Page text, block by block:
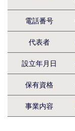
電話番号
代表者
設立年月日
保有資格
事業内容